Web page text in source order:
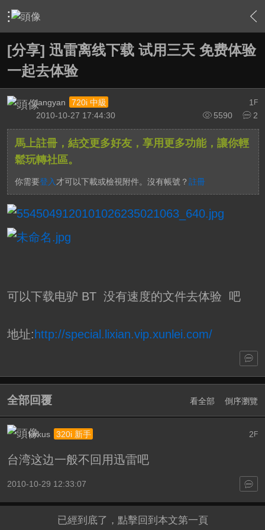
› 軟硬體相關技術 › HTPC 相關軟硬體技術及運用 › 內容
[分享] 迅雷离线下载 试用三天 免费体验
一起去体验
1 F
langyan
720i 中級
5590
2
2010-10-27 17:44:30
馬上註冊，結交更多好友，享用更多功能，讓你輕
鬆玩轉社區。
你需要登入 才可以下載或檢視附件。沒有帳號？ 註冊
可以下载电驴 BT 没有速度的文件去体验 吧
地址:http://special.lixian.vip.xunlei.com/
全部回覆 看全部 倒序瀏覽
2F
kirkus 320i 新手
台湾这边一般不回用迅雷吧
2010-10-29 12:33:07
已經到底了，點擊回到本文第一頁